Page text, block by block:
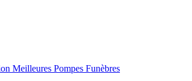
Meilleures Pompes Funèbres